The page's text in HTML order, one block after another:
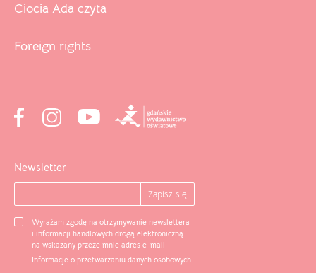
Ciocia Ada czyta
Foreign rights
Newsletter
Wyrażam zgodę na otrzymywanie newslettera
i informacji handlowych drogą elektroniczną
na wskazany przeze mnie adres e-mail
Informacje o przetwarzaniu danych osobowych